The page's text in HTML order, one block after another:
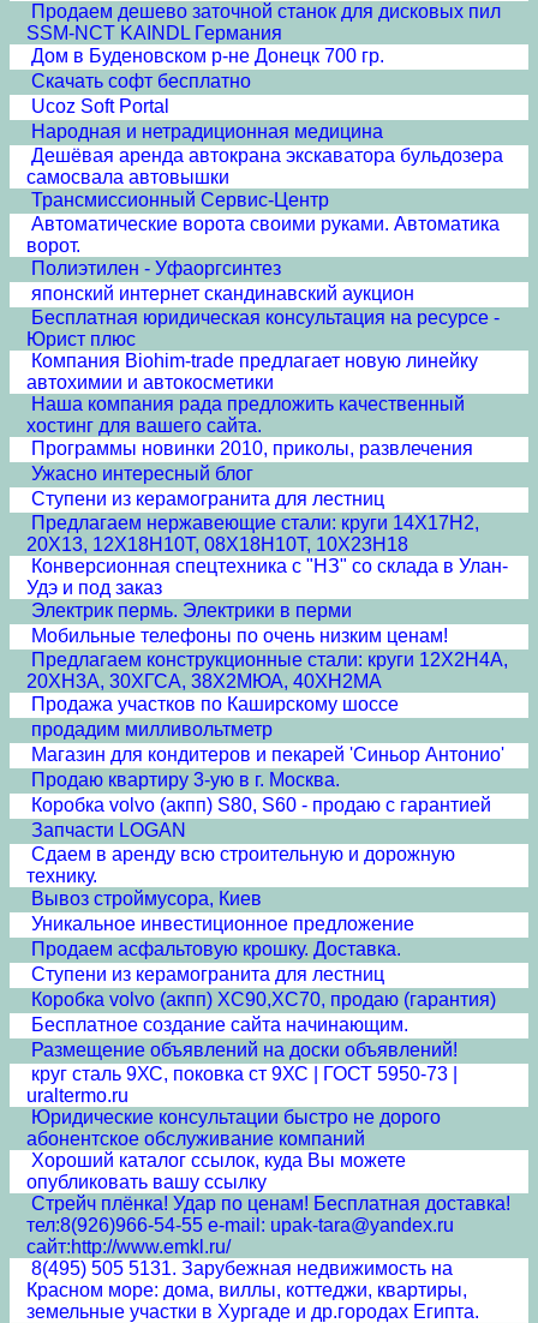
Продаем дешево заточной станок для дисковых пил
SSM-NCT KAINDL Германия
Дом в Буденовском р-не Донецк 700 гр.
Скачать софт бесплатно
Ucoz Soft Portal
Народная и нетрадиционная медицина
Дешёвая аренда автокрана экскаватора бульдозера
самосвала автовышки
Трансмиссионный Сервис-Центр
Автоматические ворота своими руками. Автоматика
ворот.
Полиэтилен - Уфаоргсинтез
японский интернет скандинавский аукцион
Бесплатная юридическая консультация на ресурсе -
Юрист плюс
Компания Biohim-trade предлагает новую линейку
автохимии и автокосметики
Наша компания рада предложить качественный
хостинг для вашего сайта.
Программы новинки 2010, приколы, развлечения
Ужасно интересный блог
Ступени из керамогранита для лестниц
Предлагаем нержавеющие стали: круги 14Х17Н2,
20Х13, 12Х18Н10Т, 08Х18Н10Т, 10Х23Н18
Конверсионная спецтехника с "НЗ" со склада в Улан-
Удэ и под заказ
Электрик пермь. Электрики в перми
Мобильные телефоны по очень низким ценам!
Предлагаем конструкционные стали: круги 12Х2Н4А,
20ХН3А, 30ХГСА, 38Х2МЮА, 40ХН2МА
Продажа участков по Каширскому шоссе
продадим милливольтметр
Магазин для кондитеров и пекарей 'Синьор Антонио'
Продаю квартиру 3-ую в г. Москва.
Коробка volvo (акпп) S80, S60 - продаю с гарантией
Запчасти LOGAN
Сдаем в аренду всю строительную и дорожную
технику.
Вывоз строймусора, Киев
Уникальное инвестиционное предложение
Продаем асфальтовую крошку. Доставка.
Ступени из керамогранита для лестниц
Коробка volvo (акпп) XC90,XC70, продаю (гарантия)
Бесплатное создание сайта начинающим.
Размещение объявлений на доски объявлений!
круг сталь 9ХС, поковка ст 9ХС | ГОСТ 5950-73 |
uraltermo.ru
Юридические консультации быстро не дорого
абонентское обслуживание компаний
Хороший каталог ссылок, куда Вы можете
опубликовать вашу ссылку
Стрейч плёнка! Удар по ценам! Бесплатная доставка!
тел:8(926)966-54-55 e-mail: upak-tara@yandex.ru
сайт:http://www.emkl.ru/
8(495) 505 5131. Зарубежная недвижимость на
Красном море: дома, виллы, коттеджи, квартиры,
земельные участки в Хургаде и др.городах Египта.